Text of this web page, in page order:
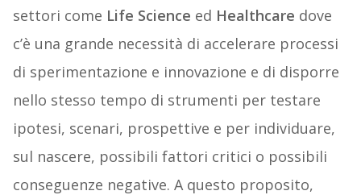
settori come Life Science ed Healthcare dove
c’è una grande necessità di accelerare processi
di sperimentazione e innovazione e di disporre
nello stesso tempo di strumenti per testare
ipotesi, scenari, prospettive e per individuare,
sul nascere, possibili fattori critici o possibili
conseguenze negative. A questo proposito,